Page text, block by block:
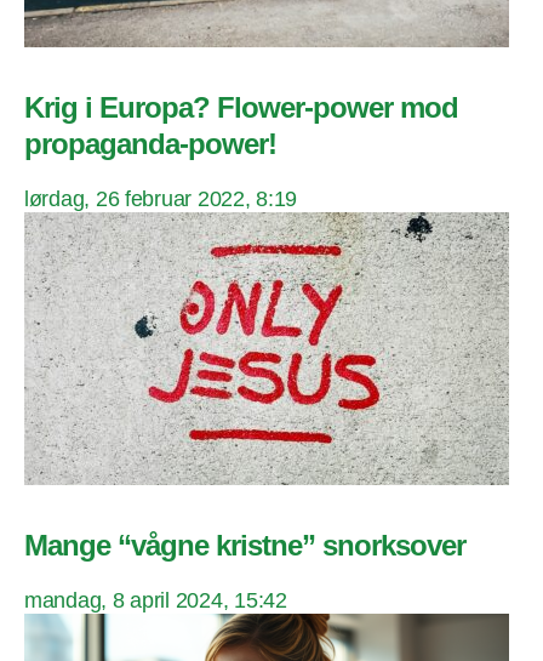
Krig i Europa? Flower-power mod
propaganda-power!
lørdag, 26 februar 2022, 8:19
Mange “vågne kristne” snorksover
mandag, 8 april 2024, 15:42